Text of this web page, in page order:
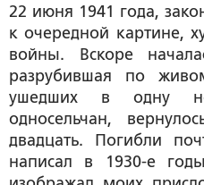
22 июня 1941 года,
к очередной картине,
войны. Вскоре
разрубившая по
ушедших в одну
односельчан,
двадцать. Погибли
написал в 1930-е